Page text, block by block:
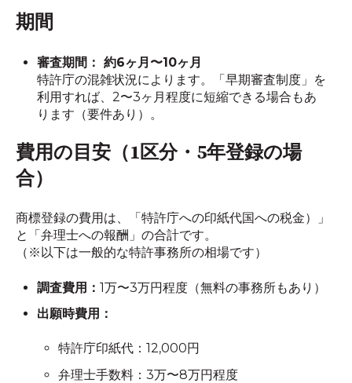
期間
審査期間： 約6ヶ月〜10ヶ月
特許庁の混雑状況によります。「早期審査制度」を
利用すれば、2〜3ヶ月程度に短縮できる場合もあ
ります（要件あり）。
費用の目安（1区分・5年登録の場
合）
商標登録の費用は、「特許庁への印紙代国への税金）」
と「弁理士への報酬」の合計です。
（※以下は一般的な特許事務所の相場です）
調査費用：1万〜3万円程度（無料の事務所もあり）
出願時費用：
特許庁印紙代：12,000円
弁理士手数料：3万〜8万円程度